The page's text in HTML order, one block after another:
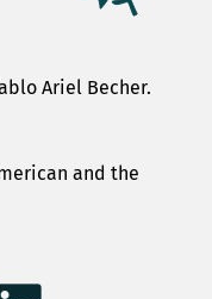
Ariel Becher.
and the